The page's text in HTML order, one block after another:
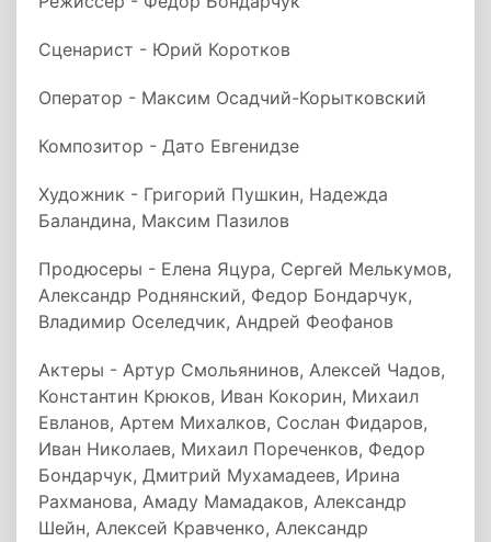
Сценарист - Юрий Коротков
Оператор - Максим Осадчий-Корытковский
Композитор - Дато Евгенидзе
Художник - Григорий Пушкин, Надежда
Баландина, Максим Пазилов
Продюсеры - Елена Яцура, Сергей Мелькумов,
Александр Роднянский, Федор Бондарчук,
Владимир Оселедчик, Андрей Феофанов
Актеры - Артур Смольянинов, Алексей Чадов,
Константин Крюков, Иван Кокорин, Михаил
Евланов, Артем Михалков, Сослан Фидаров,
Иван Николаев, Михаил Пореченков, Федор
Бондарчук, Дмитрий Мухамадеев, Ирина
Рахманова, Амаду Мамадаков, Александр
Шейн, Алексей Кравченко, Александр